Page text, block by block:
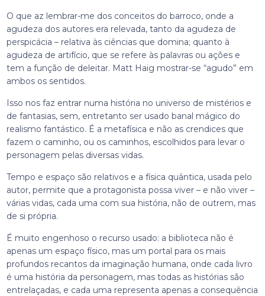
O que az lembrar-me dos conceitos do barroco, onde a
agudeza dos autores era relevada, tanto da agudeza de
perspicácia – relativa às ciências que domina; quanto à
agudeza de artifício, que se refere às palavras ou ações e
tem a função de deleitar. Matt Haig mostrar-se “agudo” em
ambos os sentidos.
Isso nos faz entrar numa história no universo de mistérios e
de fantasias, sem, entretanto ser usado banal mágico do
realismo fantástico. É a metafísica e não as crendices que
fazem o caminho, ou os caminhos, escolhidos para levar o
personagem pelas diversas vidas.
Tempo e espaço são relativos e a física quântica, usada pelo
autor, permite que a protagonista possa viver – e não viver –
várias vidas, cada uma com sua história, não de outrem, mas
de si própria.
É muito engenhoso o recurso usado: a biblioteca não é
apenas um espaço físico, mas um portal para os mais
profundos recantos da imaginação humana, onde cada livro
é uma história da personagem, mas todas as histórias são
entrelaçadas, e cada uma representa apenas a consequência